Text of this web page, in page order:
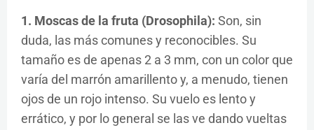
1. Moscas de la fruta (Drosophila): Son, sin
duda, las más comunes y reconocibles. Su
tamaño es de apenas 2 a 3 mm, con un color que
varía del marrón amarillento y, a menudo, tienen
ojos de un rojo intenso. Su vuelo es lento y
errático, y por lo general se las ve dando vueltas